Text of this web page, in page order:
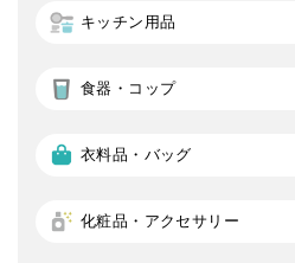
キッチン用品
食器・コップ
衣料品・バッグ
化粧品・アクセサリー